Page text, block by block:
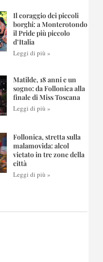
Il coraggio dei piccoli
borghi: a Monterotondo
il Pride più piccolo
d’Italia
Leggi di più »
Matilde, 18 anni e un
sogno: da Follonica alla
finale di Miss Toscana
Leggi di più »
Follonica, stretta sulla
malamovida: alcol
vietato in tre zone della
città
Leggi di più »